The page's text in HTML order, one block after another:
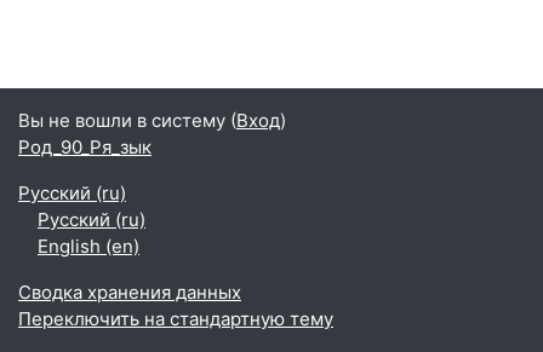
Вы не вошли в систему (Вход)
Род_90_Ря_зык
Русский ‎(ru)‎
Русский ‎(ru)‎
English ‎(en)‎
Сводка хранения данных
Переключить на стандартную тему